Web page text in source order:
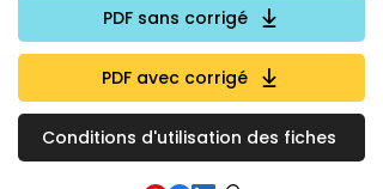
PDF sans corrigé
PDF avec corrigé
Conditions d'utilisation des fiches